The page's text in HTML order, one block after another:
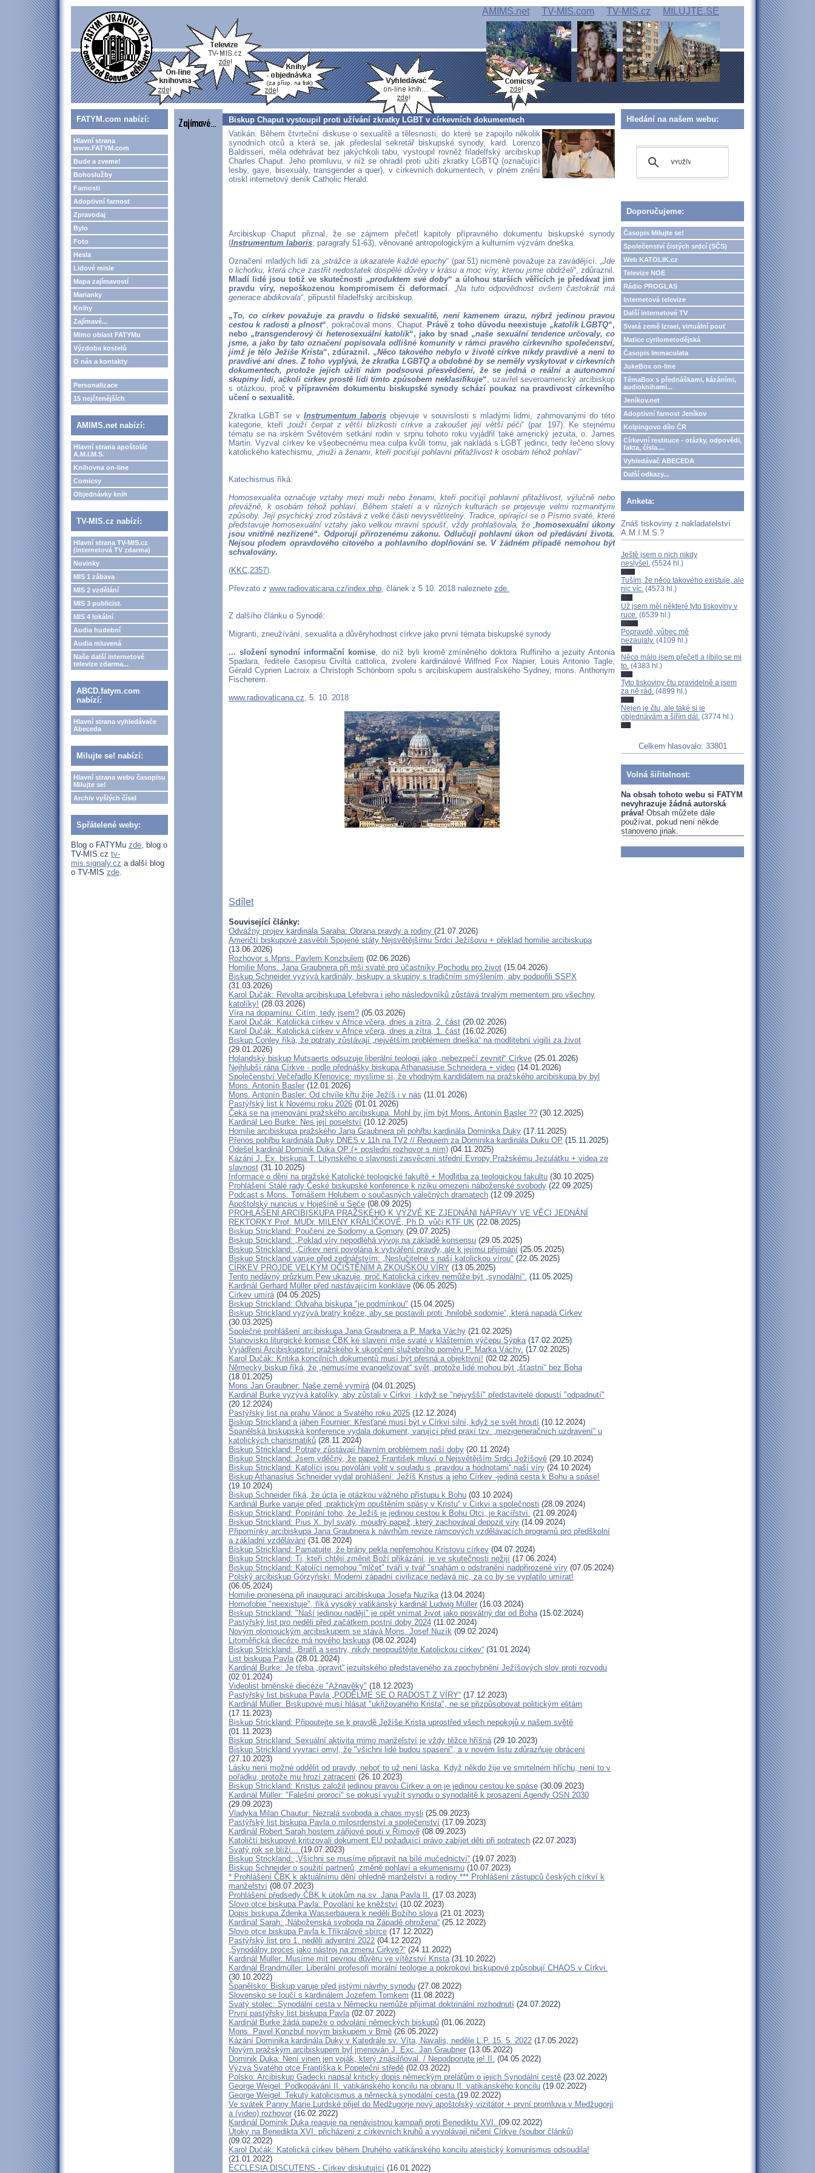
AMIMS.net TV-MIS.com TV-MIS.cz MILUJTE.SE
FATYM.com nabízí:
Hlavní strana
www.FATYM.com
Bude a zveme!
Bohoslužby
Farnosti
Adoptivní farnost
Zpravodaj
Bylo
Foto
Hesla
Lidové misie
Mapa zajímavostí
Marianky
Knihy
Zajímavé...
Mimo oblast FATYMu
Výzdoba kostelů
O nás a kontakty
Personalizace
15 nejčtenějších
AMIMS.net nabízí:
Hlavní strana apoštolát
A.M.I.M.S.
Knihovna on-line
Comicsy
Objednávky knih
TV-MIS.cz nabízí:
Hlavní strana TV-MIS.cz
(internetová TV zdarma)
Novinky
MIS 1 zábava
MIS 2 vzdělání
MIS 3 publicist.
MIS 4 lokální
Audia hudební
Audia mluvená
Naše další internetové
televize zdarma...
ABCD.fatym.com
nabízí:
Hlavní strana vyhledávače
Abeceda
Milujte se! nabízí:
Hlavní strana webu časopisu
Milujte se!
Archiv vyšlých čísel
Spřátelené weby:
Blog o FATYMu zde, blog o
TV-MIS.cz tv-
mis.signaly.cz a další blog
o TV-MIS zde.
Biskup Chaput vystoupil proti užívání zkratky LGBT v církevních dokumentech
Vatikán. Během čtvrteční diskuse o sexualitě a tělesnosti, do které se zapojilo několik
synodních otců a která se, jak předeslal sekretář biskupské synody, kard. Lorenzo
Baldisseri, měla odehrávat bez jakýchkoli tabu, vystoupil rovněž filadelfský arcibiskup
Charles Chaput. Jeho promluvu, v níž se ohradil proti užití zkratky LGBTQ (označující
lesby, gaye, bisexuály, transgender a quer), v církevních dokumentech, v plném znění
otiskl internetový deník Catholic Herald.
Arcibiskup Chaput přiznal, že se zájmem přečetl kapitoly přípravného dokumentu biskupské synody
(Instrumentum laboris, paragrafy 51-63), věnované antropologickým a kulturním výzvám dneška.
Označení mladých lidí za „strážce a ukazatele každé epochy“ (par.51) nicméně považuje za zavádějící. „Jde
o lichotku, která chce zastřít nedostatek dospělé důvěry v krásu a moc víry, kterou jsme obdrželi“, zdůraznil.
Mladí lidé jsou totiž ve skutečnosti „produktem své doby“ a úlohou starších věřících je předávat jim
pravdu víry, nepoškozenou kompromisem či deformací. „Na tuto odpovědnost ovšem častokrát má
generace abdikovala“, připustil filadelfský arcibiskup.
„To, co církev považuje za pravdu o lidské sexualitě, není kamenem úrazu, nýbrž jedinou pravou
cestou k radosti a plnost“, pokračoval mons. Chaput. Právě z toho důvodu neexistuje „katolík LGBTQ“,
nebo „transgenderový či heterosexuální katolík“, jako by snad „naše sexuální tendence určovaly, co
jsme, a jako by tato označení popisovala odlišné komunity v rámci pravého církevního společenství,
jímž je tělo Ježíše Krista“, zdůraznil. „Něco takového nebylo v životě církve nikdy pravdivé a není to
pravdivé ani dnes. Z toho vyplývá, že zkratka LGBTQ a obdobné by se neměly vyskytovat v církevních
dokumentech, protože jejich užití nám podsouvá přesvědčení, že se jedná o reální a autonomní
skupiny lidí, ačkoli církev prostě lidi tímto způsobem neklasifikuje“, uzavřel severoamerický arcibiskup
s otázkou, pročv přípravném dokumentu biskupské synody schází poukaz na pravdivost církevního
učení o sexualitě.
Zkratka LGBT se v Instrumentum laboris objevuje v souvislosti s mladými lidmi, zahrnovanými do této
kategorie, kteří „touží čerpat z větší blízkosti církve a zakoušet její větší péči“ (par. 197). Ke stejnému
tématu se na irském Světovém setkání rodin v srpnu tohoto roku vyjádřil také americký jezuita, o. James
Martin. Vyzval církev ke všeobecnému mea culpa kvůli tomu, jak nakládá s LGBT jedinci, tedy řečeno slovy
katolického katechismu, „muži a ženami, kteří pociťují pohlavní přitažlivost k osobám téhož pohlaví“
Katechismus říká:
Homosexualita označuje vztahy mezi muži nebo ženami, kteří pociťují pohlavní přitažlivost, výlučně nebo
převážně, k osobám téhož pohlaví. Během staletí a v různých kulturách se projevuje velmi rozmanitými
způsoby. Její psychický zrod zůstává z velké části nevysvětlitelný. Tradice, opírající se o Písmo svaté, které
představuje homosexuální vztahy jako velkou mravní spoušť, vždy prohlašovala, že „homosexuální úkony
jsou vnitřně nezřízené“. Odporují přirozenému zákonu. Odlučují pohlavní úkon od předávání života.
Nejsou plodem opravdového citového a pohlavního doplňování se. V žádném případě nemohou být
schvalovány.
(KKC,2357).
Převzato z www.radiovaticana.cz/index.php, článek z 5 10. 2018 naleznete zde.
Z dalšího článku o Synodě:
Migranti, zneužívání, sexualita a důvěryhodnost církve jako první témata biskupské synody
... složení synodní informační komise, do níž byli kromě zmíněného doktora Ruffiniho a jezuity Antonia
Spadara, ředitele časopisu Civiltá cattolica, zvoleni kardinálové Wilfried Fox Napier, Louis Antonio Tagle,
Gérald Cyprien Lacroix a Christoph Schönborn spolu s arcibiskupem australského Sydney, mons. Anthonym
Fischerem.
www.radiovaticana.cz, 5. 10. 2018
Sdílet
Související články:
Odvážný projev kardinála Saraha: Obrana pravdy a rodiny (21.07.2026)
Američtí biskupové zasvětili Spojené státy Nejsvětějšímu Srdci Ježíšovu + překlad homilie arcibiskupa
(13.06.2026)
Rozhovor s Mpns. Pavlem Konzbulem (02.06.2026)
Homilie Mons. Jana Graubnera při mši svaté pro účastníky Pochodu pro život (15.04.2026)
Biskup Schneider vyzývá kardinály, biskupy a skupiny s tradičním smýšlením, aby podpořili SSPX
(31.03.2026)
Karol Dučák: Revolta arcibiskupa Lefebvra i jeho následovníků zůstává trvalým mementem pro všechny
katolíky! (28.03.2026)
Víra na dopamínu: Cítím, tedy jsem? (05.03.2026)
Karol Dučák: Katolická církev v Africe včera, dnes a zítra, 2. část (20.02.2026)
Karol Dučák: Katolická církev v Africe včera, dnes a zítra, 1. část (16.02.2026)
Biskup Conley říká, že potraty zůstávají „největším problémem dneška“ na modlitební vigilii za život
(29.01.2026)
Holandský biskup Mutsaerts odsuzuje liberální teologii jako „nebezpečí zevnitř“ Církve (25.01.2026)
Nejhlubší rána Církve - podle přednášky biskupa Athanasiuse Schneidera + video (14.01.2026)
Společenství Večeřadlo Křenovice: myslíme si, že vhodným kandidátem na pražského arcibiskupa by byl
Mons. Antonín Basler (12.01.2026)
Mons. Antonín Basler: Od chvíle křtu žije Ježíš i v nás (11.01.2026)
Pastýřský list k Novému roku 2026 (01.01.2026)
Čeká se na jmenování pražského arcibiskupa. Mohl by jím být Mons. Antonín Basler ?? (30.12.2025)
Kardinál Leo Burke: Nes její poselství (10.12.2025)
Homilie arcibiskupa pražského Jana Graubnera při pohřbu kardinála Dominika Duky (17.11.2025)
Přenos pohřbu kardinála Duky DNES v 11h na TV2 // Requiem za Dominika kardinála Duku OP (15.11.2025)
Odešel kardinál Dominik Duka OP (+ poslední rozhovor s ním) (04.11.2025)
Kázání J. Ex. biskupa T. Litynského o slavnosti zasvěcení střední Evropy Pražskému Jezulátku + videa ze
slavnost (31.10.2025)
Informace o dění na pražské Katolické teologické fakultě + Modlitba za teologickou fakultu (30.10.2025)
Prohlášení Stálé rady České biskupské konference k riziku omezení náboženské svobody (22.09.2025)
Podcast s Mons. Tomášem Holubem o současných válečných dramatech (12.09.2025)
Apoštolský nuncius v Hoješíně u Seče (08.09.2025)
PROHLÁŠENÍ ARCIBISKUPA PRAŽSKÉHO K VÝZVĚ KE ZJEDNÁNI NÁPRAVY VE VĚCI JEDNÁNÍ
REKTORKY Prof. MUDr. MILENY KRÁLÍČKOVÉ, Ph.D. vůči KTF UK (22.08.2025)
Biskup Strickland: Poučení ze Sodomy a Gomory (29.07.2025)
Biskup Strickland: „Poklad víry nepodléhá vývoji na základě konsensu (29.05.2025)
Biskup Strickland: „Církev není povolána k vytváření pravdy, ale k jejímu přijímání (25.05.2025)
Biskup Strickland varuje před zednářstvím: „Neslučitelné s naší katolickou vírou" (22.05.2025)
CÍRKEV PROJDE VELKÝM OČIŠTĚNÍM A ZKOUŠKOU VÍRY (13.05.2025)
Tento nedávný průzkum Pew ukazuje, proč Katolická církev nemůže být „synodální“. (11.05.2025)
Kardinál Gerhard Müller před nastávajícím konkláve (06.05.2025)
Církev umírá(04.05.2025)
Biskup Strickland: Odvaha biskupa "je podmínkou" (15.04.2025)
Biskup Strickland vyzývá bratry kněze, aby se postavili proti „hnilobě sodomie“, která napadá Církev
(30.03.2025)
Společné prohlášení arcibiskupa Jana Graubnera a P. Marka Váchy (21.02.2025)
Stanovisko liturgické komise ČBK ke slavení mše svaté v klášterním výčepu Sýpka(17.02.2025)
Vyjádření Arcibiskupství pražského k ukončení služebního poměru P. Marka Váchy. (17.02.2025)
Karol Dučák: Kritika koncilních dokumentů musí být přesná a objektivní! (02.02.2025)
Německý biskup říká, že „nemusíme evangelizovat“ svět, protože lidé mohou být „šťastní“ bez Boha
(18.01.2025)
Mons Jan Graubner: Naše země vymírá(04.01.2025)
Kardinál Burke vyzývá katolíky, aby zůstali v Církvi, i když se "nejvyšší" představitelé dopustí "odpadnutí"
(20.12.2024)
Pastýřský list na prahu Vánoc a Svatého roku 2025 (12.12.2024)
Biskup Strickland a jáhen Fournier: Křesťané musí být v Církvi silní, když se svět hroutí (10.12.2024)
Španělská biskupská konference vydala dokument, varující před praxí tzv. „mezigeneračních uzdravení“ u
katolických charismatiků (28.11.2024)
Biskup Strickland: Potraty zůstávají hlavním problémem naší doby (20.11.2024)
Biskup Strickland: Jsem vděčný, že papež František mluví o Nejsvětějším Srdci Ježíšově (29.10.2024)
Biskup Strickland: Katolíci jsou povoláni volit v souladu s „pravdou a hodnotami“ naší víry (24.10.2024)
Biskup Athanasius Schneider vydal prohlášení: Ježíš Kristus a jeho Církev -jediná cesta k Bohu a spáse!
(19.10.2024)
Biskup Schneider říká, že úcta je otázkou vážného přístupu k Bohu (03.10.2024)
Kardinál Burke varuje před „praktickým opuštěním spásy v Kristu“ v Církvi a společnosti (28.09.2024)
Biskup Strickland: Popírání toho, že Ježíš je jedinou cestou k Bohu Otci, je kacířství. (21.09.2024)
Biskup Strickland: Pius X. byl svatý, moudrý papež, který zachovával depozit víry (14.09.2024)
Připomínky arcibiskupa Jana Graubnera k návrhům revize rámcových vzdělávacích programů pro předškolní
a základní vzdělávání (31.08.2024)
Biskup Strickland: Pamatujte, že brány pekla nepřemohou Kristovu církev (04.07.2024)
Biskup Strickland: Ti, kteří chtějí změnit Boží přikázání, je ve skutečnosti nežijí (17.06.2024)
Biskup Strickland: Katolíci nemohou "mlčet" tváří v tvář "snahám o odstranění nadpřirozené víry (07.05.2024)
Polský arcibiskup Górzyński: Moderní západní civilizace nedává nic, za co by se vyplatilo umírat!
(06.05.2024)
Homilie pronesena při inauguraci arcibiskupa Josefa Nuzíka(13.04.2024)
Homofobie "neexistuje", říká vysoký vatikánský kardinál Ludwig Müller (16.03.2024)
Biskup Strickland: "Naší jedinou nadějí" je opět vnímat život jako posvátný dar od Boha(15.02.2024)
Pastýřský list pro neděli před začátkem postní doby 2024 (11.02.2024)
Novým olomouckým arcibiskupem se stává Mons. Josef Nuzík (09.02.2024)
Litoměřická diecéze má nového biskupa(08.02.2024)
Biskup Strickland: „Bratři a sestry, nikdy neopouštějte Katolickou církev“ (31.01.2024)
List biskupa Pavla(28.01.2024)
Kardinál Burke: Je třeba „opravit“ jezuitského představeného za zpochybnění Ježíšových slov proti rozvodu
(02.01.2024)
Videolist brněnské diecéze "Ažnavěky" (18.12.2023)
Pastýřský list biskupa Pavla „PODĚLME SE O RADOST Z VÍRY“ (17.12.2023)
Kardinál Müller: Biskupové musí hlásat "ukřižovaného Krista", ne se přizpůsobovat politickým elitám
(17.11.2023)
Biskup Strickland: Připoutejte se k pravdě Ježíše Krista uprostřed všech nepokojů v našem světě
(01.11.2023)
Biskup Strickland: Sexuální aktivita mimo manželství je vždy těžce hříšná(29.10.2023)
Biskup Strickland vyvrací omyl, že "všichni lidé budou spaseni", a v novém listu zdůrazňuje obrácení
(27.10.2023)
Lásku není možné oddělit od pravdy, neboť to už není láska. Když někdo žije ve smrtelném hříchu, není to v
pořádku, protože mu hrozí zatracení (26.10.2023)
Biskup Strickland: Kristus založil jedinou pravou Církev a on je jedinou cestou ke spáse (30.09.2023)
Kardinál Müller: "Falešní proroci" se pokusí využít synodu o synodalitě k prosazení Agendy OSN 2030
(29.09.2023)
Vladyka Milan Chautur: Nezralá svoboda a chaos mysli (25.09.2023)
Pastýřský list biskupa Pavla o milosrdenství a společenství (17.09.2023)
Kardinál Robert Sarah hostem zářijové pouti v Římově (08.09.2023)
Katoličtí biskupové kritizovali dokument EU požadující právo zabíjet děti při potratech (22.07.2023)
Svatý rok se blíží... (19.07.2023)
Biskup Strickland: „Všichni se musíme připravit na bílé mučednictví“ (19.07.2023)
Biskup Schneider o soužití partnerů, změně pohlaví a ekumenismu (10.07.2023)
* Prohlášení ČBK k aktuálnímu dění ohledně manželství a rodiny *** Prohlášení zástupců českých církví k
manželství (08.07.2023)
Prohlášení předsedy ČBK k útokům na sv. Jana Pavla II. (17.03.2023)
Slovo otce biskupa Pavla: Povolání ke kněžství (10.02.2023)
Dopis biskupa Zdenka Wasserbauera k neděli Božího slova(21.01.2023)
Kardinál Sarah: „Náboženská svoboda na Západě ohrožena“ (25.12.2022)
Slovo otce biskupa Pavla k Tříkrálové sbírce (17.12.2022)
Pastýřský list pro 1. neděli adventní 2022 (04.12.2022)
„Synodálny proces jako nástroj na zmenu Cirkve?“ (24.11.2022)
Kardinál Müller: Musíme mít pevnou důvěru ve vítězství Krista(31.10.2022)
Kardinál Brandmüller: Liberální profesoři morální teologie a pokrokoví biskupové způsobují CHAOS v Církvi.
(30.10.2022)
Španělsko: Biskup varuje před jistými návrhy synodu (27.08.2022)
Slovensko se loučí s kardinálem Jozefem Tomkem (11.08.2022)
Svatý stolec: Synodální cesta v Německu nemůže přijímat doktrinální rozhodnutí (24.07.2022)
První pastýřský list biskupa Pavla(02.07.2022)
Kardinál Burke žádá papeže o odvolání německých biskupů (01.06.2022)
Mons. Pavel Konzbul novým biskupem v Brně (26.05.2022)
Kázání Dominika kardinála Duky v Katedrále sv. Víta, Navalis, neděle L.P. 15. 5. 2022 (17.05.2022)
Novým pražským arcibiskupem byl jmenován J. Exc. Jan Graubner (13.05.2022)
Dominik Duka: Není vinen jen voják, který znásilňoval. / Nepodporujte je! II. (04.05.2022)
Výzva Svatého otce Františka k Popeleční středě (02.03.2022)
Polsko: Arcibiskup Gadecki napsal kritický dopis německým prelátům o jejich Synodální cestě (23.02.2022)
George Weigel: Podkopávání II. vatikánského koncilu na obranu II. vatikánského koncilu (19.02.2022)
George Weigel: Tekutý katolicismus a německá synodální cesta (19.02.2022)
Ve svátek Panny Marie Lurdské přijel do Medžugorje nový apoštolský vizitátor + první promluva v Medžugorji
a (video) rozhovor (16.02.2022)
Kardinál Dominik Duka reaguje na nenávistnou kampaň proti Benediktu XVI. (09.02.2022)
Útoky na Benedikta XVI. přicházení z církevních kruhů a vyvolávají ničení Církve (soubor článků)
(09.02.2022)
Karol Dučák: Katolická církev během Druhého vatikánského koncilu ateistický komunismus odsoudila!
(21.01.2022)
ECCLESIA DISCUTENS - Církev diskutující (16.01.2022)
Hledání na našem webu:
Doporučujeme:
Časopis Milujte se!
Společenství čistých srdcí (SČS)
Web KATOLIK.cz
Televize NOE
Rádio PROGLAS
Internetová televize
Další internetové TV
Svatá země Izrael, virtuální pouť
Matice cyrilometodějská
Časopis Immaculata
JukeBox on-line
TémaBox s přednáškami, kázáními,
audioknihami...
Jeníkov.net
Adoptivní farnost Jeníkov
Kolpingovo dílo ČR
Církevní restituce - otázky, odpovědi,
fakta, čísla....
Vyhledávač ABECEDA
Další odkazy...
Anketa:
Znáš tiskoviny z nakladatelství
A.M.I.M.S.?
Ještě jsem o nich nikdy
neslyšel. (5524 hl.)
Tuším, že něco takového existuje, ale
nic víc. (4573 hl.)
Už jsem měl některé tyto tiskoviny v
ruce. (6539 hl.)
Popravdě, vůbec mě
nezaujaly. (4109 hl.)
Něco málo jsem přečetl a líbilo se mi
to. (4383 hl.)
Tyto tiskoviny čtu pravidelně a jsem
za ně rád. (4899 hl.)
Nejen je čtu, ale také si je
objednávám a šířím dál. (3774 hl.)
Celkem hlasovalo: 33801
Volná šiřitelnost:
Na obsah tohoto webu si FATYM
nevyhrazuje žádná autorská
práva! Obsah můžete dále
používat, pokud není někde
stanoveno jinak.